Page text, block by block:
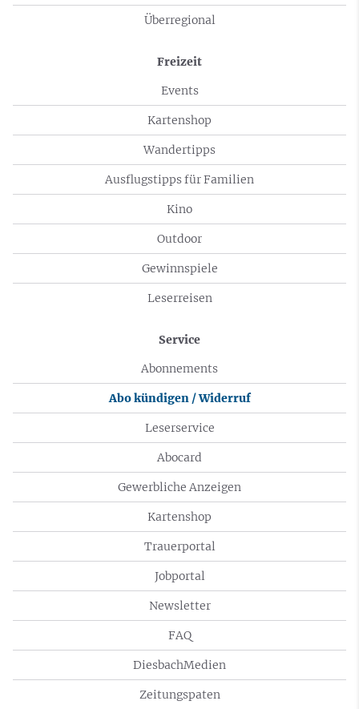
Überregional
Freizeit
Events
Kartenshop
Wandertipps
Ausflugstipps für Familien
Kino
Outdoor
Gewinnspiele
Leserreisen
Service
Abonnements
Abo kündigen / Widerruf
Leserservice
Abocard
Gewerbliche Anzeigen
Kartenshop
Trauerportal
Jobportal
Newsletter
FAQ
DiesbachMedien
Zeitungspaten